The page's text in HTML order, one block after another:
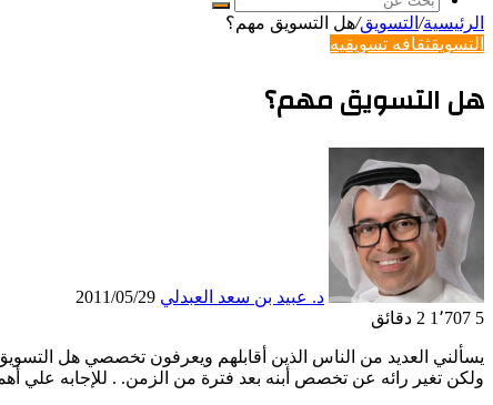
بحث
الرئيسية/ التسويق/هل التسويق مهم؟
التسويقثقافه تسويقيه
هل التسويق مهم؟
د. عبيد بن سعد العبدلي 2011/05/29
5
2 دقائق
يسألني العديد من الناس الذين أقابلهم ويعرفون تخصصي هل
ولكن تغير رائه عن تخصص أبنه بعد فترة من الزمن. . للإجابه علي